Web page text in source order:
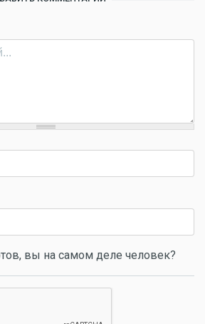
вы на самом деле человек?